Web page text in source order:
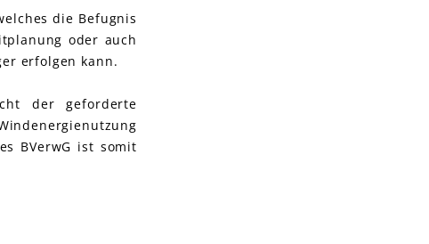
die Befugnis
oder auch
erfolgen kann.
der geforderte
BVerwG ist somit